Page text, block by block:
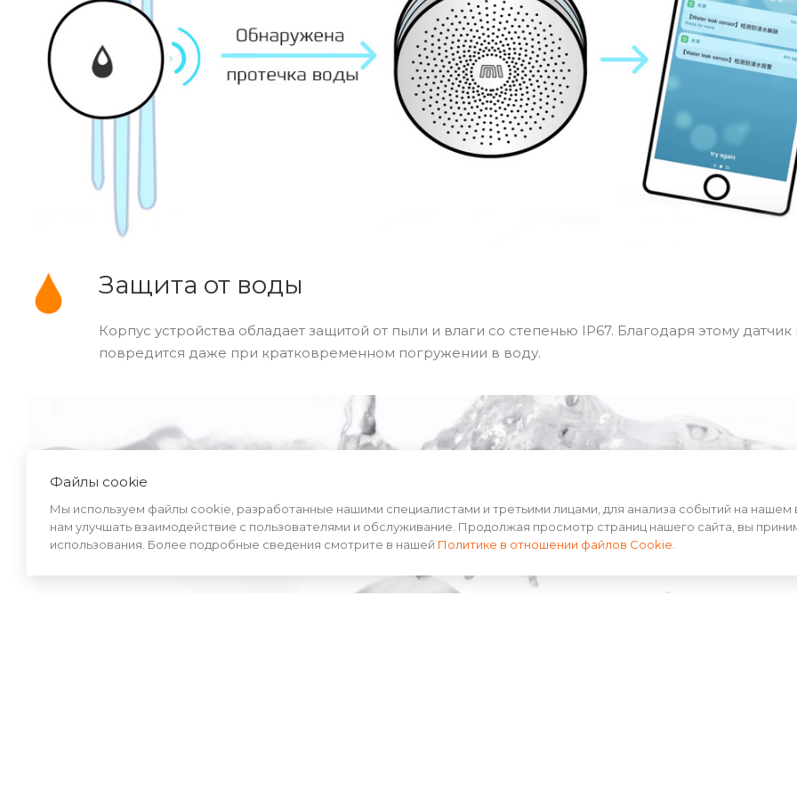
Защита от воды
Корпус устройства обладает защитой от пыли и влаги со степенью IP67. Благодаря этому датчик
повредится даже при кратковременном погружении в воду.
Файлы cookie
Мы используем файлы cookie, разработанные нашими специалистами и третьими лицами, для анализа событий на нашем
нам улучшать взаимодействие с пользователями и обслуживание. Продолжая просмотр страниц нашего сайта, вы
использования. Более подробные сведения смотрите в нашей Политике в отношении файлов Cookie